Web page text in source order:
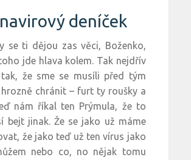
deníček
se ti dějou zas věci, Boženko,
jde hlava kolem. Tak nejdřív
že sme se musíli před tým
chránit – furt ty roušky a
nám říkal ten Prýmula, že to
bejt jinak. Že se jako už máme
že jako teď už ten vírus jako
nebo co, no nějak tomu